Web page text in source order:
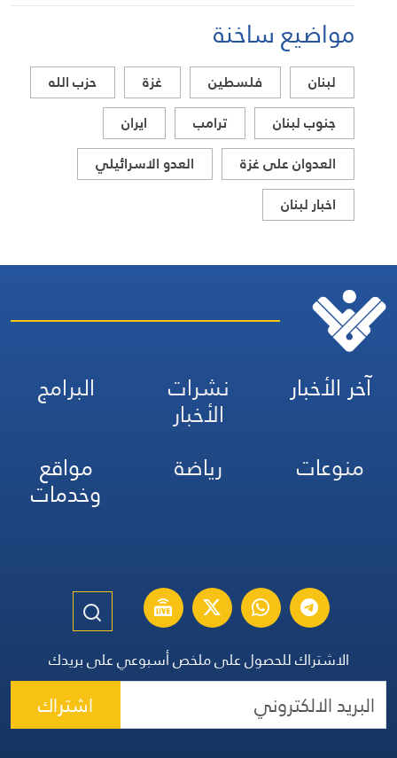
مواضيع ساخنة
لبنان فلسطين غزة
حزب الله
جنوب لبنان
ترامب
ايران
العدوان على غزة
العدو الاسرائيلي
اخبار لبنان
آخر الأخبار نشرات
الأخبار
البرامج
منوعات
رياضة مواقع
وخدمات
الاشتراك للحصول على ملخص أسبوعي على بريدك
اشتراك